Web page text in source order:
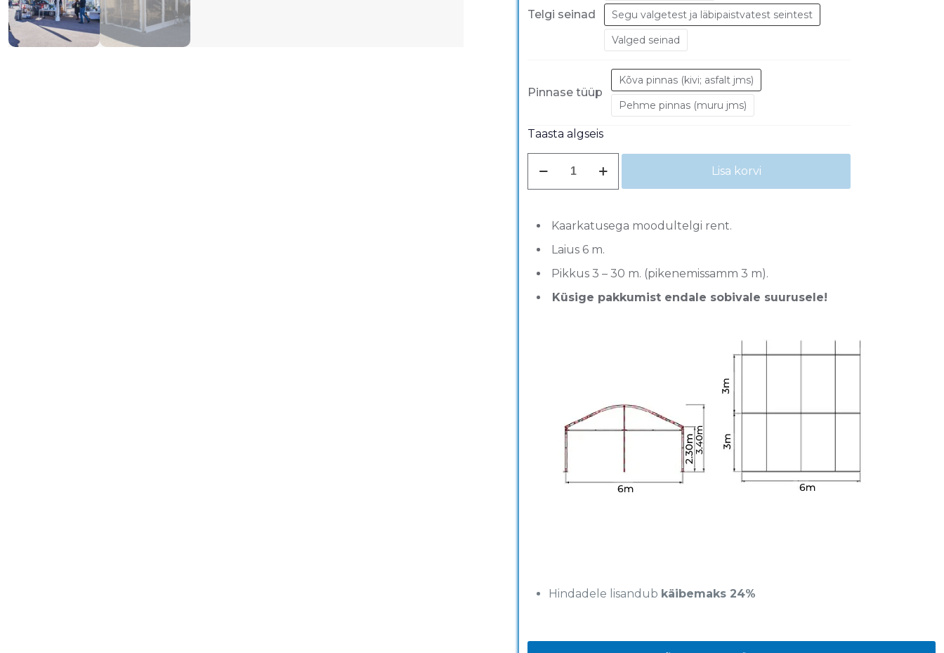
Telgi seinad
Segu valgetest ja läbipaistvatest seintest
Valged seinad
Pinnase tüüp
Kõva pinnas (kivi; asfalt jms)
Pehme pinnas (muru jms)
Taasta algseis
Kaarkatusega
moodultelk
Lisa korvi
Kaarkatusega moodultelgi rent.
Laius 6 m.
Pikkus 3 – 30 m. (pikenemissamm 3 m).
Küsige pakkumist endale sobivale suurusele!
Hindadele lisandub käibemaks 24%